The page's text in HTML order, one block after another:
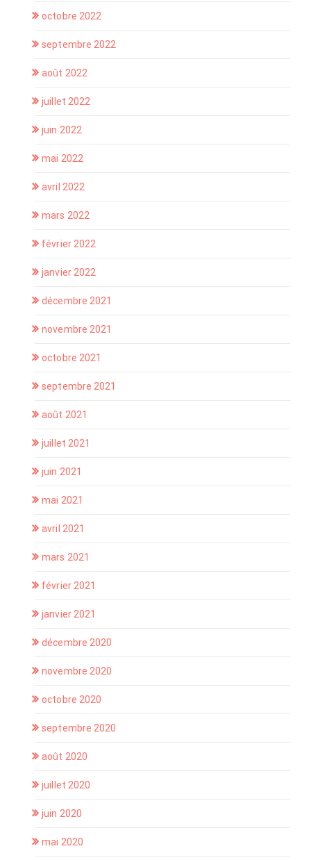
octobre 2022
septembre 2022
août 2022
juillet 2022
juin 2022
mai 2022
avril 2022
mars 2022
février 2022
janvier 2022
décembre 2021
novembre 2021
octobre 2021
septembre 2021
août 2021
juillet 2021
juin 2021
mai 2021
avril 2021
mars 2021
février 2021
janvier 2021
décembre 2020
novembre 2020
octobre 2020
septembre 2020
août 2020
juillet 2020
juin 2020
mai 2020